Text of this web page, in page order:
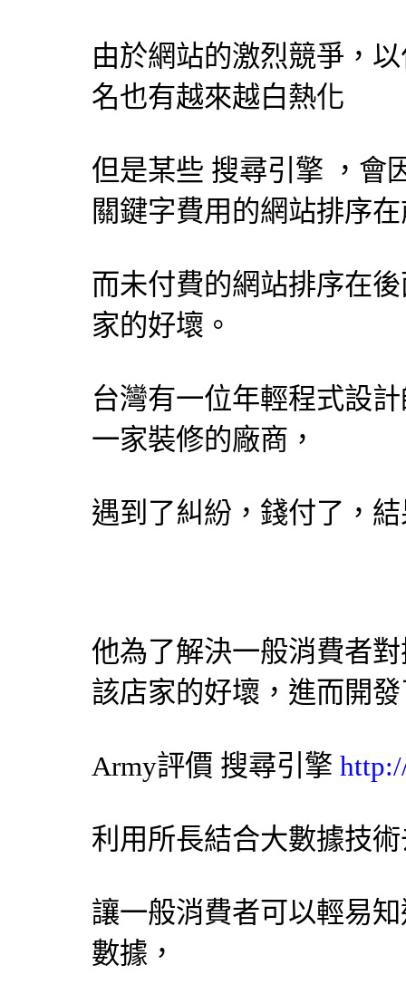
由於網站的激烈競爭，
名也有越來越白熱化
但是某些 搜尋引擎 ，會
關鍵字費用的網站排序
而未付費的網站排序在
家的好壞。
台灣有一位年輕程式設
一家裝修的廠商，
遇到了糾紛，錢付了，
他為了解決一般消費者
該店家的好壞，進而開
Army評價 搜尋引擎
利用所長結合大數據技
讓一般消費者可以輕易
數據，